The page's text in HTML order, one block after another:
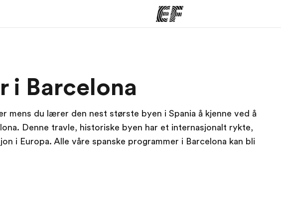
Se alt vi tilbyr
i Barcelona
mens du lærer den nest største byen i Spania å kjenne ved å
Denne travle, historiske byen har et internasjonalt rykte,
i Europa. Alle våre spanske programmer i Barcelona kan bli